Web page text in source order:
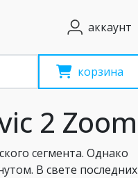
аккаунт
корзина
2 Zoom
сегмента. Однако
В свете последних